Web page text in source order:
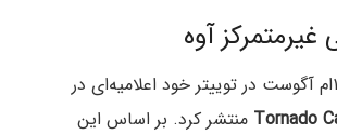
آوه
صرافی آوه در روز ۱۴‌ام آگوست در توییتر خود اعلامیه‌ای در
منتشر کرد. بر اساس این